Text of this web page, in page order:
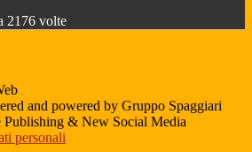
2176 volte
and powered by Gruppo Spaggiari
& New Social Media
personali